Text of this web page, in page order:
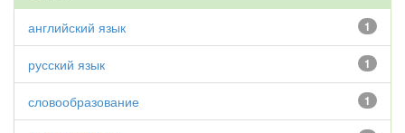
1
английский язык
1
русский язык
1
словообразование